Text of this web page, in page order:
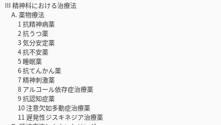
III 精神科における治療法
A. 薬物療法
1 抗精神病薬
2 抗うつ薬
3 気分安定薬
4 抗不安薬
5 睡眠薬
6 抗てんかん薬
7 精神刺激薬
8 アルコール依存症治療薬
9 抗認知症薬
10 注意欠如多動症治療薬
11 遅発性ジスキネジア治療薬